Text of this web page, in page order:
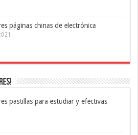
páginas chinas de electrónica
pastillas para estudiar y efectivas